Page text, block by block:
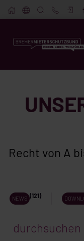
Recht von A
NEWS (121)